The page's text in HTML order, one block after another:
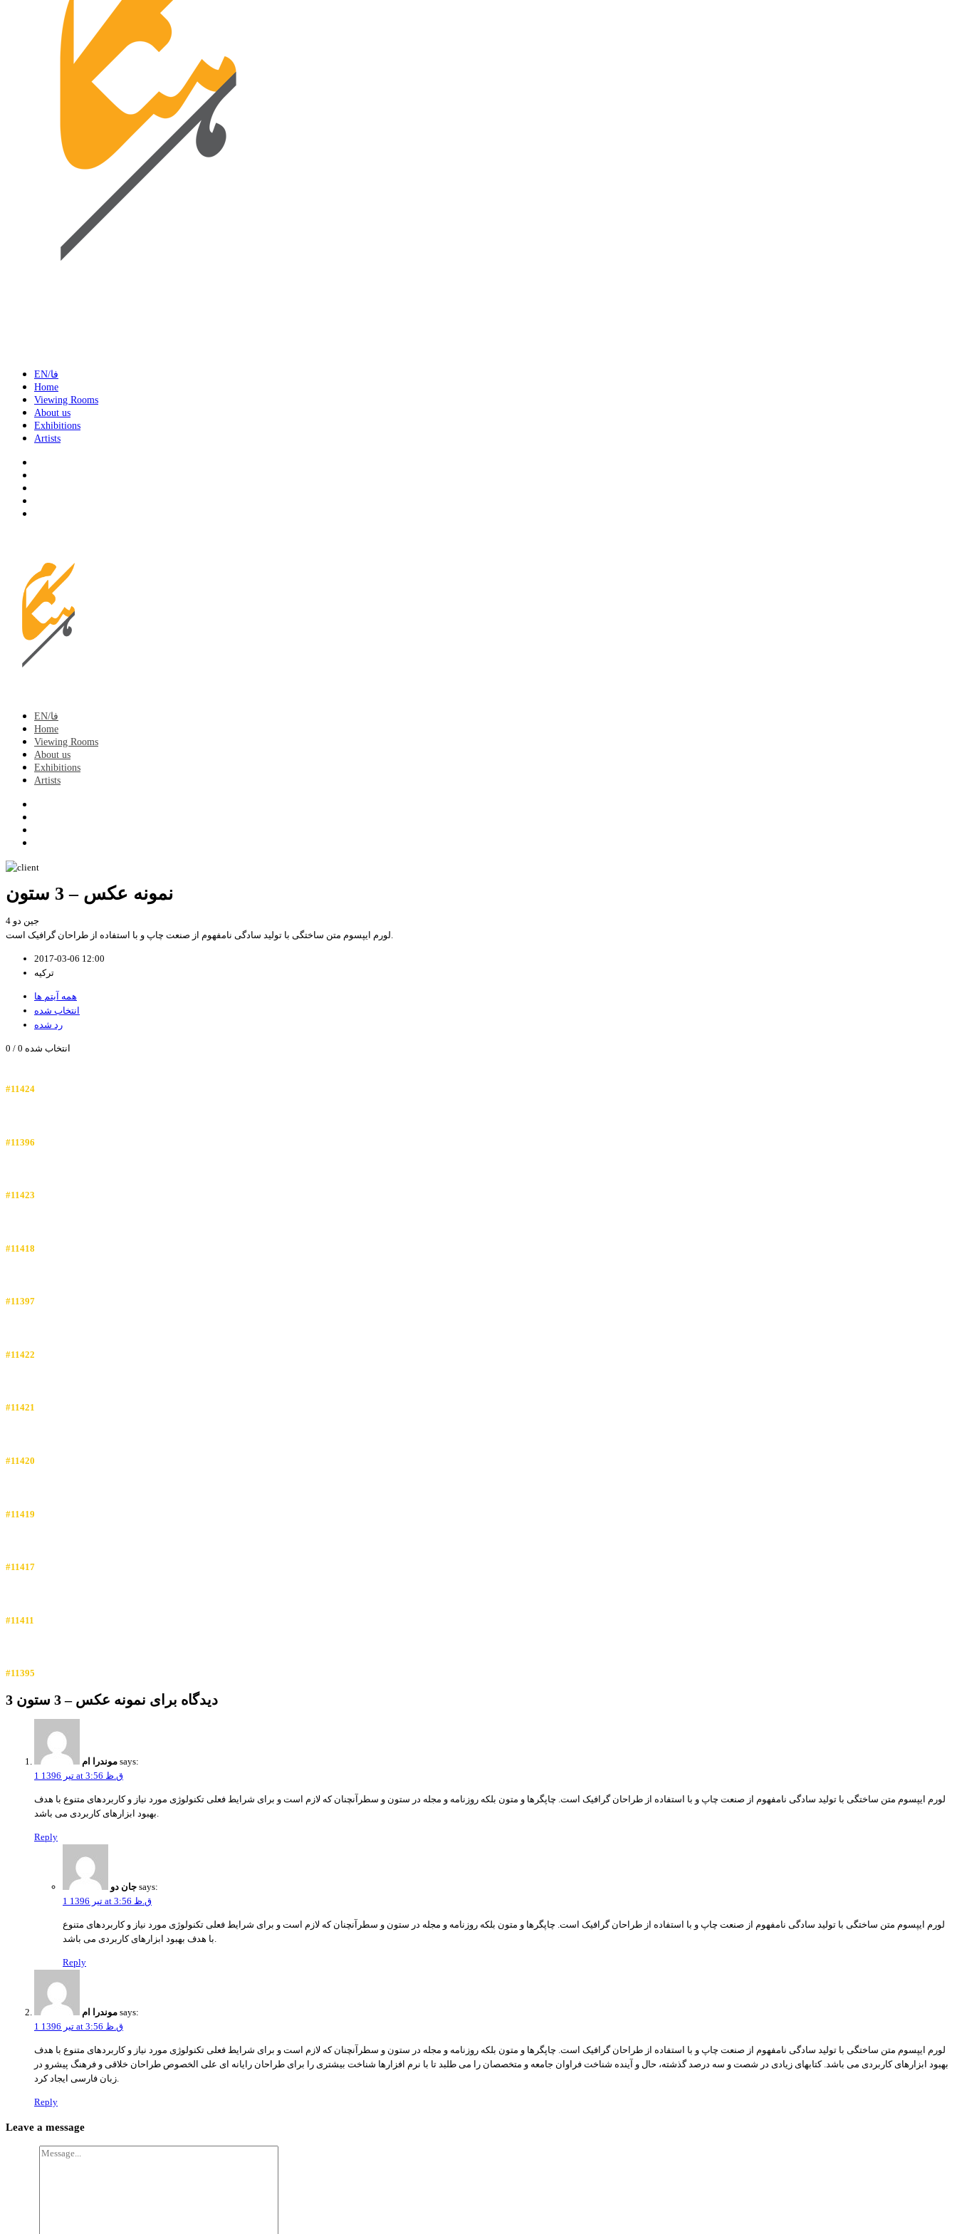
EN/فا
Home
Viewing Rooms
About us
Exhibitions
Artists
EN/فا
Home
Viewing Rooms
About us
Exhibitions
Artists
نمونه عکس – 3 ستون
جین دو 4
2017-03-06 12:00
ترکیه
همه آیتم ها
انتخاب شده
رد شده
0 / 0 انتخاب شده
#11424
#11396
#11423
#11418
#11397
#11422
#11421
#11420
#11419
#11417
#11411
#11395
3 دیدگاه برای نمونه عکس – 3 ستون
موندرا ام says:
1 تیر 1396 at 3:56 ق.ظ
لورم ایپسوم متن ساختگی با تولید سادگی نامفهوم از صنعت چاپ و با استفاده از طراحان گرافیک است. چاپگرها و متون بلکه روزنامه و مجله در ستون و سطرآنچنان که لازم است و برای شرایط فعلی تکنولوژی مورد نیاز و کاربردهای متنوع با هدف
Reply
جان دو says:
1 تیر 1396 at 3:56 ق.ظ
لورم ایپسوم متن ساختگی با تولید سادگی نامفهوم از صنعت چاپ و با استفاده از طراحان گرافیک است. چاپگرها و متون بلکه روزنامه و مجله در ستون و سطرآنچنان که لازم است و برای شرایط فعلی تکنولوژی مورد نیاز و کاربردهای متنوع
Reply
موندرا ام says:
1 تیر 1396 at 3:56 ق.ظ
لورم ایپسوم متن ساختگی با تولید سادگی نامفهوم از صنعت چاپ و با استفاده از طراحان گرافیک است. چاپگرها و متون بلکه روزنامه و مجله در ستون و سطرآنچنان که لازم است و برای شرایط فعلی تکنولوژی مورد نیاز و کاربردهای متنوع با هدف
بهبود ابزارهای کاربردی می باشد. کتابهای زیادی در شصت و سه درصد گذشته، حال و آینده شناخت فراوان جامعه و متخصصان را می طلبد تا با نرم افزارها شناخت بیشتری را برای طراحان رایانه ای علی الخصوص طراحان خلاقی و فرهنگ پیشرو در
Reply
Leave a message